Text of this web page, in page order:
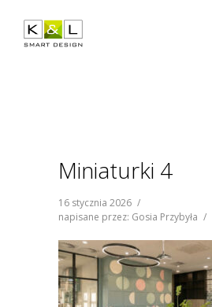
Miniaturki 4
16 stycznia 2026 /
napisane przez: Gosia Przybyła /